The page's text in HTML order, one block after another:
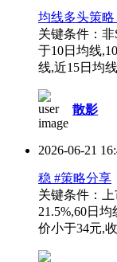
均线多头策
关键条件：
于10日均线
线,近15日均
散影
2026-06-21
稳 #策略分享
关键条件：
21.5%,60日
价小于34元,